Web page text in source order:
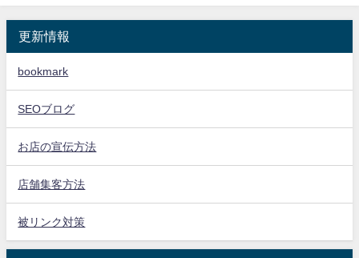
更新情報
bookmark
SEOブログ
お店の宣伝方法
店舗集客方法
被リンク対策